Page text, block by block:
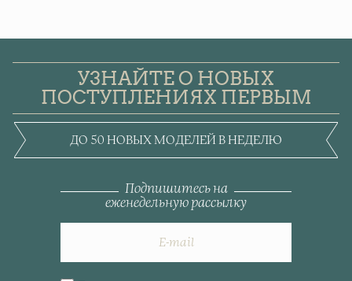
УЗНАЙТЕ О НОВЫХ
ПОСТУПЛЕНИЯХ ПЕРВЫМ
ДО 50 НОВЫХ МОДЕЛЕЙ В НЕДЕЛЮ
Подпишитесь на
еженедельную рассылку